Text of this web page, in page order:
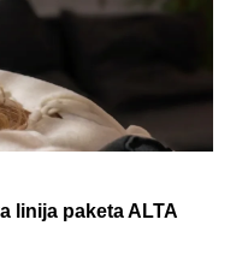
linija paketa ALTA